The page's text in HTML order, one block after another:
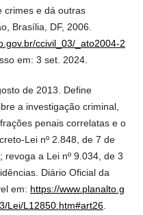
crimes e dá outras
Brasília, DF, 2006.
ccivil_03/_ato2004-2
em: 3 set. 2024.
de 2013. Define
a investigação criminal,
penais correlatas e o
Lei nº 2.848, de 7 de
a Lei nº 9.034, de 3
Diário Oficial da
em: https://www.planalto.g
Lei/L12850.htm#art26.